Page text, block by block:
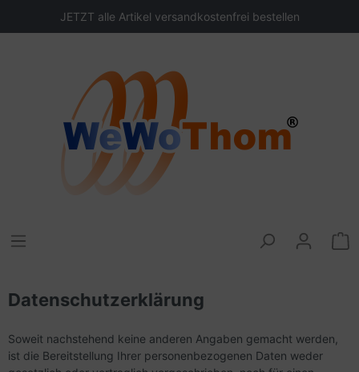
JETZT alle Artikel versandkostenfrei bestellen
Datenschutzerklärung
Soweit nachstehend keine anderen Angaben gemacht werden,
ist die Bereitstellung Ihrer personenbezogenen Daten weder